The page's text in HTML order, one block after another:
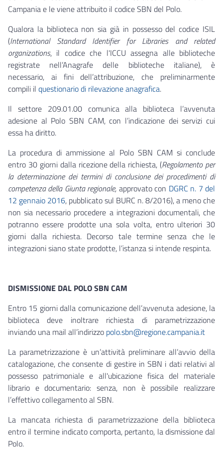
Campania e le viene attribuito il codice SBN del Polo.
Qualora la biblioteca non sia già in possesso del codice ISIL
(International Standard Identifier for Libraries and related
organizations, il codice che l'ICCU assegna alle biblioteche
registrate nell’Anagrafe delle biblioteche italiane), è
necessario, ai fini dell’attribuzione, che preliminarmente
compili il questionario di rilevazione anagrafica.
Il settore 209.01.00 comunica alla biblioteca l’avvenuta
adesione al Polo SBN CAM, con l’indicazione dei servizi cui
essa ha diritto.
La procedura di ammissione al Polo SBN CAM si conclude
entro 30 giorni dalla ricezione della richiesta, (Regolamento per
la determinazione dei termini di conclusione dei procedimenti di
competenza della Giunta regionale, approvato con DGRC n. 7 del
12 gennaio 2016, pubblicato sul BURC n. 8/2016),​ a meno che
non sia necessario procedere a integrazioni documentali, che
potranno essere prodotte una sola volta, entro ulteriori 30
giorni dalla richiesta. Decorso tale termine senza che le
integrazioni siano state prodotte, l’istanza si intende respinta.
DISMISSIONE DAL POLO SBN CAM
Entro 15 giorni dalla comunicazione dell’avvenuta adesione, la
biblioteca deve inoltrare richiesta di parametrizzazione
inviando una mail all’indirizzo polo.sbn@regione.campania.it
La parametrizzazione è un’attività preliminare all’avvio della
catalogazione, che consente di gestire in SBN i dati relativi al
possesso patrimoniale e all'ubicazione fisica del materiale
librario e documentario: senza, non è possibile realizzare
l’effettivo collegamento al SBN.
La mancata richiesta di parametrizzazione della biblioteca
entro il termine indicato comporta, pertanto, la dismissione dal
Polo.